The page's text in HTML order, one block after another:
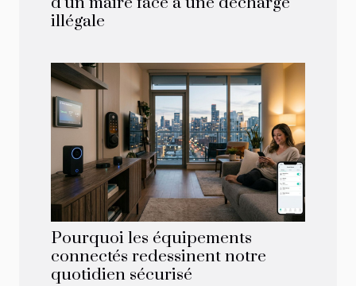
illégale
Pourquoi les équipements
connectés redessinent notre
quotidien sécurisé